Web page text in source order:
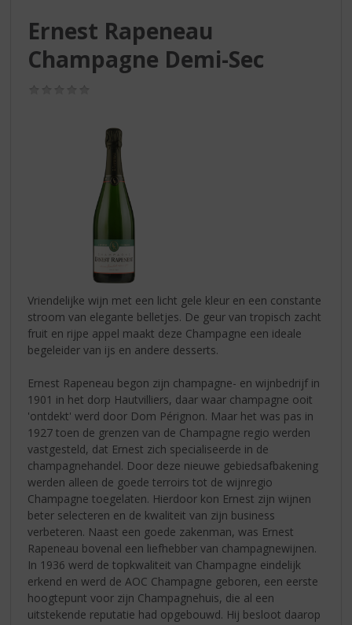
Ernest Rapeneau
Champagne Demi-Sec
Vriendelijke wijn met een licht gele kleur en een constante
stroom van elegante belletjes. De geur van tropisch zacht
fruit en rijpe appel maakt deze Champagne een ideale
begeleider van ijs en andere desserts.
Ernest Rapeneau begon zijn champagne- en wijnbedrijf in
1901 in het dorp Hautvilliers, daar waar champagne ooit
'ontdekt' werd door Dom Pérignon. Maar het was pas in
1927 toen de grenzen van de Champagne regio werden
vastgesteld, dat Ernest zich specialiseerde in de
champagnehandel. Door deze nieuwe gebiedsafbakening
werden alleen de goede terroirs tot de wijnregio
Champagne toegelaten. Hierdoor kon Ernest zijn wijnen
beter selecteren en de kwaliteit van zijn business
verbeteren. Naast een goede zakenman, was Ernest
Rapeneau bovenal een liefhebber van champagnewijnen.
In 1936 werd de topkwaliteit van Champagne eindelijk
erkend en werd de AOC Champagne geboren, een eerste
hoogtepunt voor zijn Champagnehuis, die al een
uitstekende reputatie had opgebouwd. Hij besloot daarop